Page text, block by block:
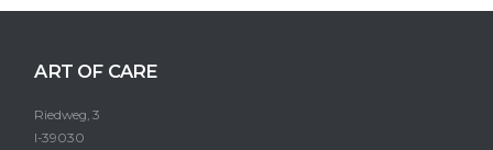
ART OF CARE
Riedweg, 3
I-39030